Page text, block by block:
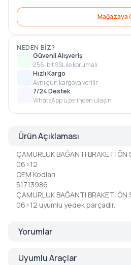
Mağazaya
NEDEN BIZ?
Güvenli Alışveriş
256-bit SSL ile korumalı
Hızlı Kargo
Aynı gün kargoya verilir
7/24 Destek
WhatsApp üzerinden ulaşın
Ürün Açıklaması
ÇAMURLUK BAĞANTI BRAKETİ ÖN
06>12
OEM Kodları
51713986
ÇAMURLUK BAĞANTI BRAKETİ ÖN
06>12 uyumlu yedek parçadır.
Yorumlar
Uyumlu Araçlar